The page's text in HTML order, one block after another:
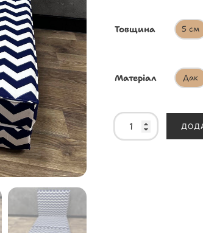
Товщина 5 см
Матеріал Дак